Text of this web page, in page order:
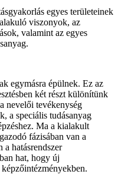
egyes területeinek
viszonyok, az
valamint az egyes
egymásra épülnek. Ez az
két részt különítünk
nevelői tevékenység
a speciális tudásanyag
Ma a kialakult
fázisában van a
hatásrendszer
hat, hogy új